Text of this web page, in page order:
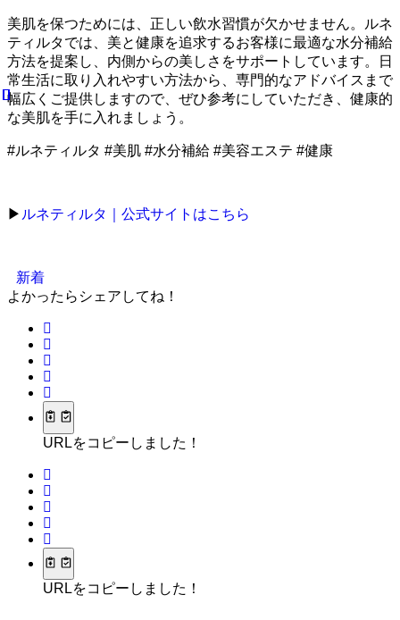
美肌を保つためには、正しい飲水習慣が欠かせません。ルネ
ティルタでは、美と健康を追求するお客様に最適な水分補給
方法を提案し、内側からの美しさをサポートしています。日
常生活に取り入れやすい方法から、専門的なアドバイスまで
幅広くご提供しますので、ぜひ参考にしていただき、健康的
な美肌を手に入れましょう。
#ルネティルタ #美肌 #水分補給 #美容エステ #健康
▶ ルネティルタ｜公式サイトはこちら
新着
よかったらシェアしてね！
URLをコピーしました！
URLをコピーしました！